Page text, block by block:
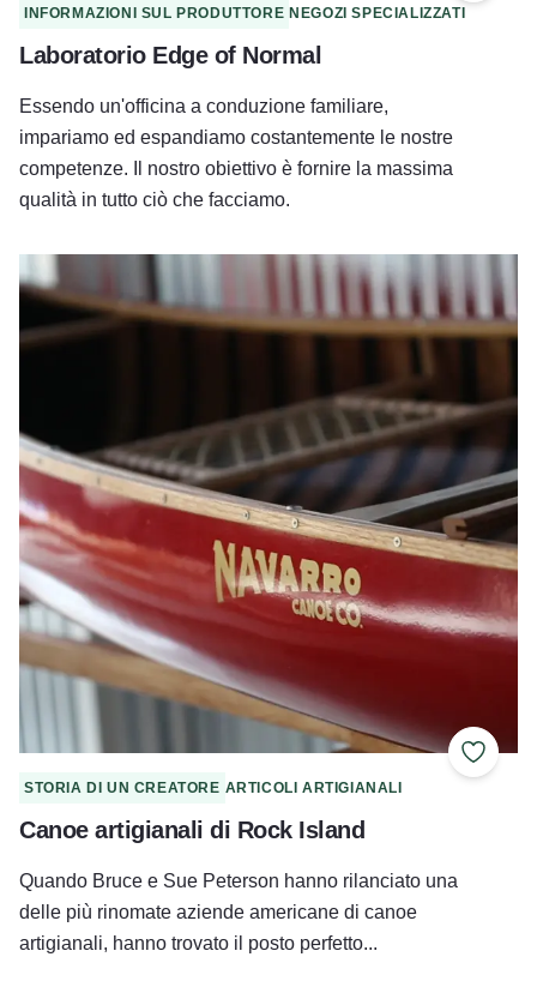
INFORMAZIONI SUL PRODUTTORE NEGOZI SPECIALIZZATI
Laboratorio Edge of Normal
Essendo un'officina a conduzione familiare,
impariamo ed espandiamo costantemente le nostre
competenze. Il nostro obiettivo è fornire la massima
qualità in tutto ciò che facciamo.
STORIA DI UN CREATORE ARTICOLI ARTIGIANALI
Canoe artigianali di Rock Island
Quando Bruce e Sue Peterson hanno rilanciato una
delle più rinomate aziende americane di canoe
artigianali, hanno trovato il posto perfetto...
Canoe artigianali di Rock Island